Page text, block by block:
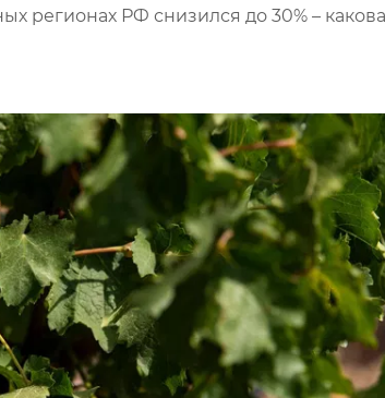
регионах РФ снизился до 30% – какова